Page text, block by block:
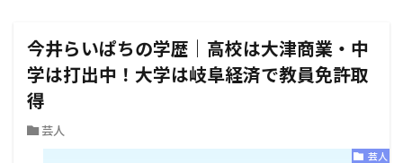
今井らいぱちの学歴｜高校は大津商業・中
学は打出中！大学は岐阜経済で教員免許取
得
芸人
芸人